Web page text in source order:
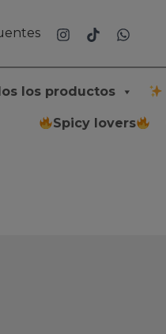
los productos
Spicy lovers